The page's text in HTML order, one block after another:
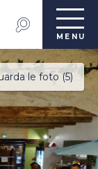
MENU
le foto (5)